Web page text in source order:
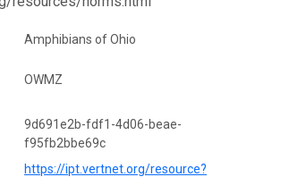
Amphibians of Ohio
OWMZ
9d691e2b-fdf1-4d06-beae-
f95fb2bbe69c
https://ipt.vertnet.org/resource?